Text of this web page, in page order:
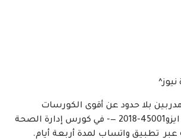
بلا حدود عن أقوى الكورسات
المواصفة الدولية ايزو45001-2018 —- في كورس إدارة الصحة
عبر تطبيق واتساب لمدة أربعة أيام.